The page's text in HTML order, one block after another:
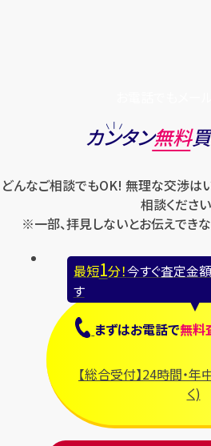
カンタン無料
どんなご相談でもOK! 無理な交渉は
相談ください
※一部、拝見しないとお伝えでき
最短1分！今すぐ査定金
す
まずはお電話で無料
【総合受付】24時間・
く)